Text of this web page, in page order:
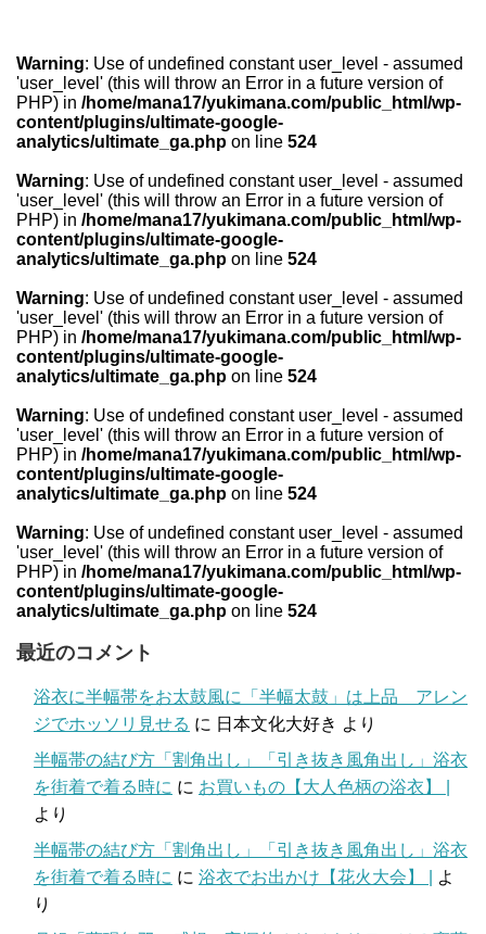
Warning: Use of undefined constant user_level - assumed
'user_level' (this will throw an Error in a future version of
PHP) in /home/mana17/yukimana.com/public_html/wp-
content/plugins/ultimate-google-
analytics/ultimate_ga.php on line 524
Warning: Use of undefined constant user_level - assumed
'user_level' (this will throw an Error in a future version of
PHP) in /home/mana17/yukimana.com/public_html/wp-
content/plugins/ultimate-google-
analytics/ultimate_ga.php on line 524
Warning: Use of undefined constant user_level - assumed
'user_level' (this will throw an Error in a future version of
PHP) in /home/mana17/yukimana.com/public_html/wp-
content/plugins/ultimate-google-
analytics/ultimate_ga.php on line 524
Warning: Use of undefined constant user_level - assumed
'user_level' (this will throw an Error in a future version of
PHP) in /home/mana17/yukimana.com/public_html/wp-
content/plugins/ultimate-google-
analytics/ultimate_ga.php on line 524
Warning: Use of undefined constant user_level - assumed
'user_level' (this will throw an Error in a future version of
PHP) in /home/mana17/yukimana.com/public_html/wp-
content/plugins/ultimate-google-
analytics/ultimate_ga.php on line 524
最近のコメント
浴衣に半幅帯をお太鼓風に「半幅太鼓」は上品 アレン
ジでホッソリ見せる に 日本文化大好き より
半幅帯の結び方「割角出し」「引き抜き風角出し」浴衣
を街着で着る時に に お買いもの【大人色柄の浴衣】 |
より
半幅帯の結び方「割角出し」「引き抜き風角出し」浴衣
を街着で着る時に に 浴衣でお出かけ【花火大会】 |
よ
り